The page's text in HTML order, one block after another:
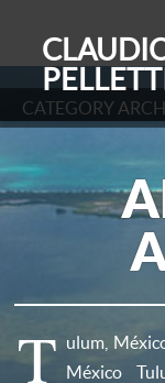
CATEGORY
T ulum,
México